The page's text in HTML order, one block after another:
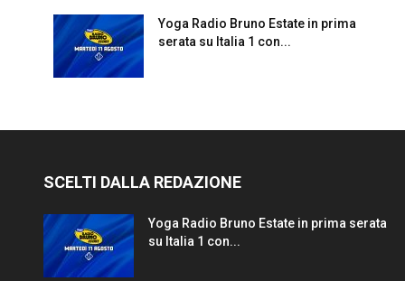
Yoga Radio Bruno Estate in prima
serata su Italia 1 con...
SCELTI DALLA REDAZIONE
Yoga Radio Bruno Estate in prima serata
su Italia 1 con...